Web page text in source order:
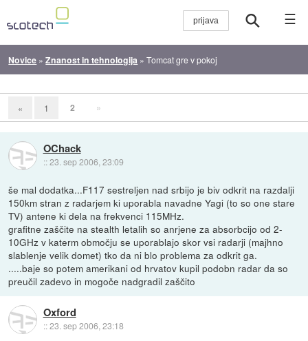
☰
Novice »Znanost in tehnologija »Tomcat gre v pokoj
« 1 2 »
OChack
::23. sep 2006, 23:09
še mal dodatka...F117 sestreljen nad srbijo je biv odkrit na razdalji
150km stran z radarjem ki uporabla navadne Yagi (to so one stare
TV) antene ki dela na frekvenci 115MHz.
grafitne zaščite na stealth letalih so anrjene za absorbcijo od 2-
10GHz v katerm območju se uporablajo skor vsi radarji (majhno
slablenje velik domet) tko da ni blo problema za odkrit ga.
.....baje so potem amerikani od hrvatov kupil podobn radar da so
preučil zadevo in mogoče nadgradil zaščito
Oxford
::23. sep 2006, 23:18